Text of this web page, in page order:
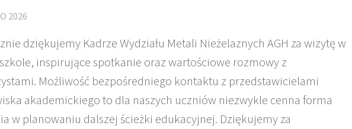
2026
dziękujemy Kadrze Wydziału Metali Nieżelaznych AGH za wizytę w
inspirujące spotkanie oraz wartościowe rozmowy z
Możliwość bezpośredniego kontaktu z przedstawicielami
akademickiego to dla naszych uczniów niezwykle cenna forma
w planowaniu dalszej ścieżki edukacyjnej. Dziękujemy za